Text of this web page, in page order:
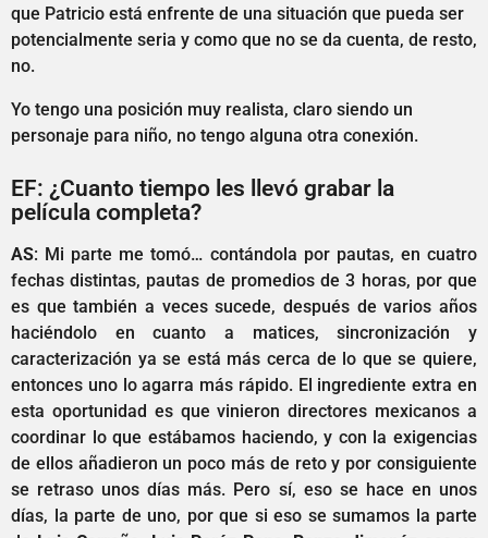
que Patricio está enfrente de una situación que pueda ser
potencialmente seria y como que no se da cuenta, de resto,
no.
Yo tengo una posición muy realista, claro siendo un
personaje para niño, no tengo alguna otra conexión.
EF: ¿Cuanto tiempo les llevó grabar la
película completa?
AS: Mi parte me tomó… contándola por pautas, en cuatro
fechas distintas, pautas de promedios de 3 horas, por que
es que también a veces sucede, después de varios años
haciéndolo en cuanto a matices, sincronización y
caracterización ya se está más cerca de lo que se quiere,
entonces uno lo agarra más rápido. El ingrediente extra en
esta oportunidad es que vinieron directores mexicanos a
coordinar lo que estábamos haciendo, y con la exigencias
de ellos añadieron un poco más de reto y por consiguiente
se retraso unos días más. Pero sí, eso se hace en unos
días, la parte de uno, por que si eso se sumamos la parte